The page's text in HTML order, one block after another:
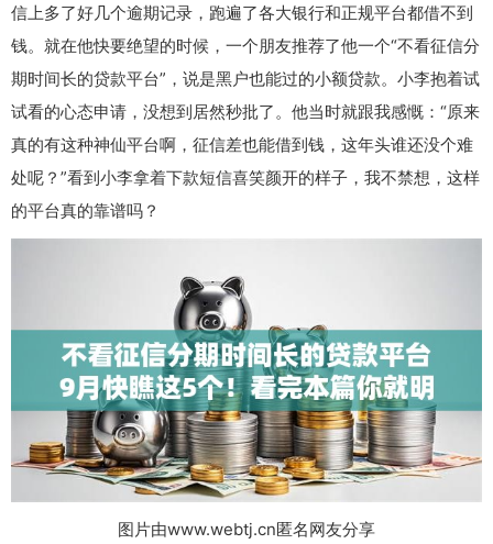
信上多了好几个逾期记录，跑遍了各大银行和正规平台都借不到
钱。就在他快要绝望的时候，一个朋友推荐了他一个“不看征信分
期时间长的贷款平台”，说是黑户也能过的小额贷款。小李抱着试
试看的心态申请，没想到居然秒批了。他当时就跟我感慨：“原来
真的有这种神仙平台啊，征信差也能借到钱，这年头谁还没个难
处呢？”看到小李拿着下款短信喜笑颜开的样子，我不禁想，这样
的平台真的靠谱吗？
图片由www.webtj.cn匿名网友分享